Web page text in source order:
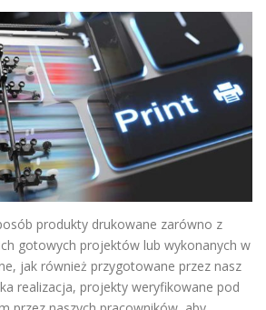
produkty drukowane zarówno z
gotowych projektów lub wykonanych w
jak również przygotowane przez nasz
realizacja, projekty weryfikowane pod